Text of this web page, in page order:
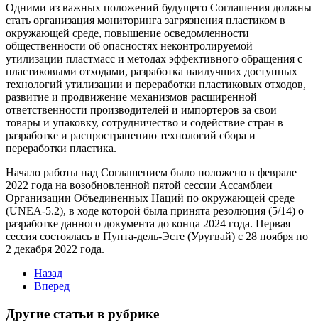
Одними из важных положений будущего Соглашения должны
стать организация мониторинга загрязнения пластиком в
окружающей среде, повышение осведомленности
общественности об опасностях неконтролируемой
утилизации пластмасс и методах эффективного обращения с
пластиковыми отходами, разработка наилучших доступных
технологий утилизации и переработки пластиковых отходов,
развитие и продвижение механизмов расширенной
ответственности производителей и импортеров за свои
товары и упаковку, сотрудничество и содействие стран в
разработке и распространению технологий сбора и
переработки пластика.
Начало работы над Соглашением было положено в феврале
2022 года на возобновленной пятой сессии Ассамблеи
Организации Объединенных Наций по окружающей среде
(UNEA-5.2), в ходе которой была принята резолюция (5/14) о
разработке данного документа до конца 2024 года. Первая
сессия состоялась в Пунта-дель-Эсте (Уругвай) с 28 ноября по
2 декабря 2022 года.
Назад
Вперед
Другие статьи в рубрике